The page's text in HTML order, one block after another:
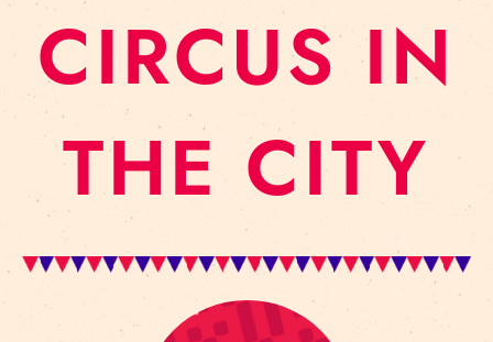
CIRCUS IN
THE CITY